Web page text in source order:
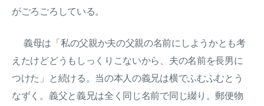
がごろごろしている。
義母は「私の父親か夫の父親の名前にしようかとも考
えたけどどうもしっくりこないから、夫の名前を長男に
つけた」と続ける。当の本人の義兄は横でふむふむとう
なずく。義父と義兄は全く同じ名前で同じ綴り。郵便物